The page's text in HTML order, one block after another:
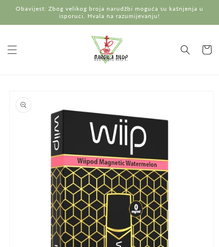
na
Obavijest: Zbog velikog broja narudžbi moguća su kašnjenja u
isporuci. Hvala na razumijevanju!
proizvodu